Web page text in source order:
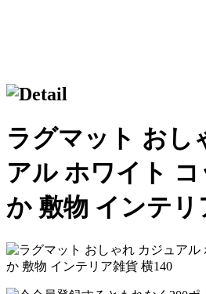
ラグマット おし
アル ホワイト
か 敷物 インテリ